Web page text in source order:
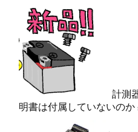
計測
明書は付属していないのか